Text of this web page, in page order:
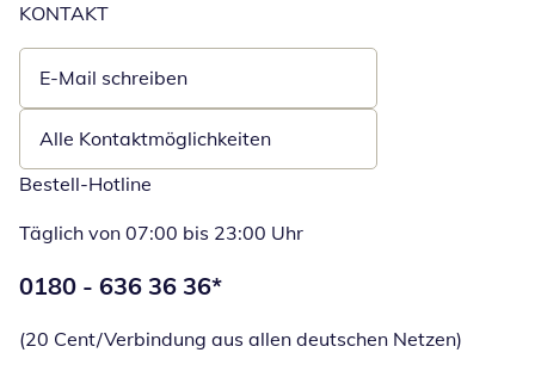
KONTAKT
E-Mail schreiben
Öffnet E-Mail-Client
Alle Kontaktmöglichkeiten
Bestell-Hotline
Täglich von 07:00 bis 23:00 Uhr
Telefonnummer:
0180 - 636 36 36*
(20 Cent/Verbindung aus allen deutschen Netzen)